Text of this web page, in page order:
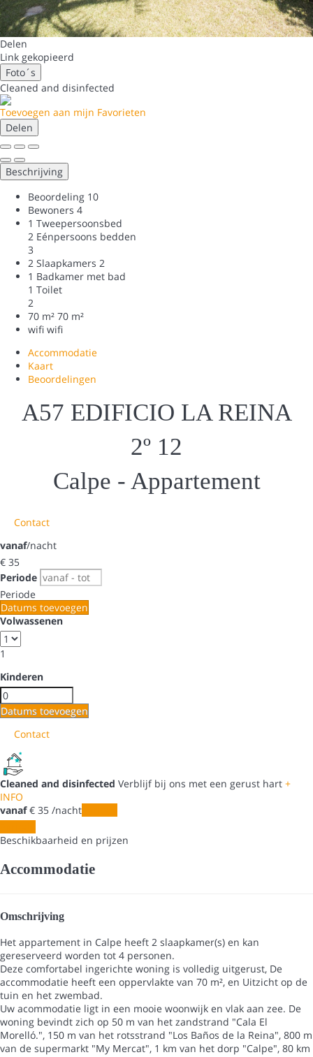
Delen
Link gekopieerd
Foto´s
Cleaned and disinfected
Toevoegen aan mijn Favorieten
Delen
Beschrijving
Beoordeling 10
Bewoners 4
1 Tweepersoonsbed
2 Eénpersoons bedden
3
2 Slaapkamers 2
1 Badkamer met bad
1 Toilet
2
70 m² 70 m²
wifi wifi
Accommodatie
Kaart
Beoordelingen
A57 EDIFICIO LA REINA
2º 12
Calpe - Appartement
Contact
vanaf/nacht
€ 35
Periode
Periode
Datums toevoegen
Volwassenen
1
Kinderen
Datums toevoegen
Contact
Cleaned and disinfected Verblijf bij ons met een gerust hart +
INFO
vanaf€ 35 /nacht
Beschikbaarheid en prijzen
Accommodatie
Omschrijving
Het appartement in Calpe heeft 2 slaapkamer(s) en kan
gereserveerd worden tot 4 personen.
Deze comfortabel ingerichte woning is volledig uitgerust, De
accommodatie heeft een oppervlakte van 70 m², en Uitzicht op de
tuin en het zwembad.
Uw acommodatie ligt in een mooie woonwijk en vlak aan zee. De
woning bevindt zich op 50 m van het zandstrand "Cala El
Morelló.", 150 m van het rotsstrand "Los Baños de la Reina", 800 m
van de supermarkt "My Mercat", 1 km van het dorp "Calpe", 80 km